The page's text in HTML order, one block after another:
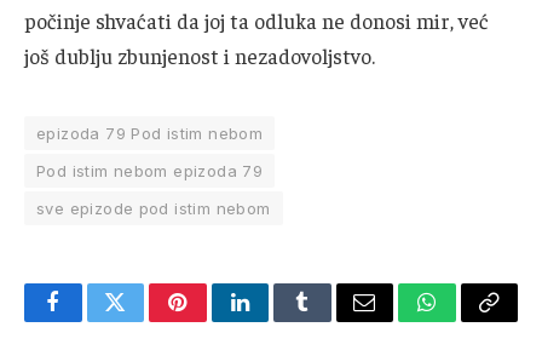
počinje shvaćati da joj ta odluka ne donosi mir, već
još dublju zbunjenost i nezadovoljstvo.
epizoda 79 Pod istim nebom
Pod istim nebom epizoda 79
sve epizode pod istim nebom
FacebookTwitterPinterestLinkedInTumblrEmail WhatsApp
Copy